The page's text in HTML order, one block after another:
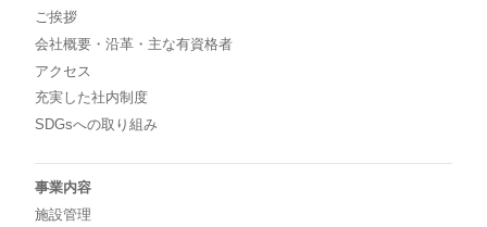
ご挨拶
会社概要・沿革・主な有資格者
アクセス
充実した社内制度
SDGsへの取り組み
事業内容
施設管理